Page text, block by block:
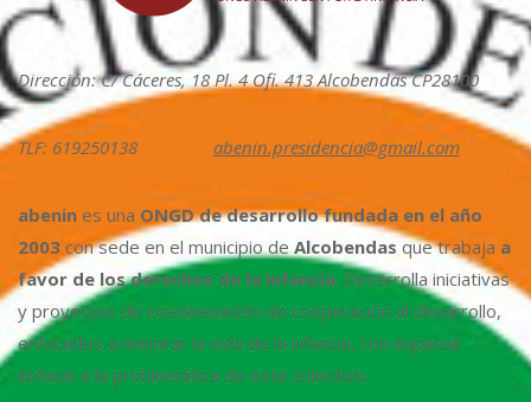
Dirección: C/ Cáceres, 18 Pl. 4 Ofi. 413 Alcobendas CP28100
TLF: 619250138 abenin.presidencia@gmail.com
abenin es una ONGD de desarrollo fundada en el año
2003 con sede en el municipio deAlcobendas que trabaja a
favor de los derechos de la infancia. Desarrolla iniciativas
y proyectos de concienciación de cooperación al desarrollo,
enfocados a mejorar la vida de la infancia, con especial
énfasis a la problemática de este colectivo.